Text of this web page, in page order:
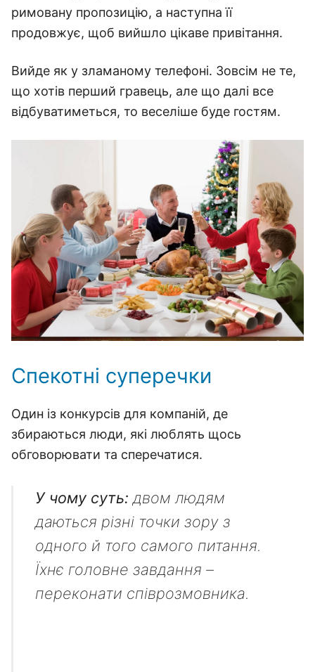
римовану пропозицію, а наступна її
продовжує, щоб вийшло цікаве привітання.
Вийде як у зламаному телефоні. Зовсім не те,
що хотів перший гравець, але що далі все
відбуватиметься, то веселіше буде гостям.
Спекотні суперечки
Один із конкурсів для компаній, де
збираються люди, які люблять щось
обговорювати та сперечатися.
У чому суть: двом людям
даються різні точки зору з
одного й того самого питання.
Їхнє головне завдання –
переконати співрозмовника.